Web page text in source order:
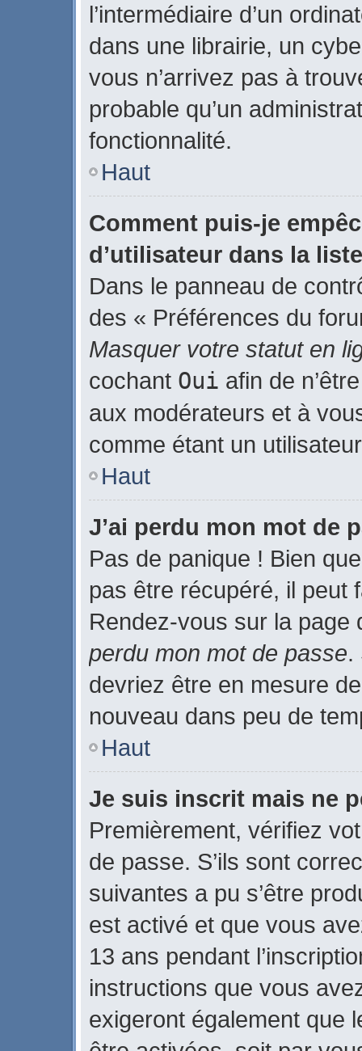
l’intermédiaire d’un
dans une librairie, un
vous n’arrivez pas à
probable qu’un
fonctionnalité.
Haut
Comment puis-je
d’utilisateur dans la
Dans le panneau de
des « Préférences du
Masquer votre statut en
cochant Oui afin de
aux modérateurs et à
comme étant un
Haut
J’ai perdu mon mot de
Pas de panique ! Bien
pas être récupéré, il peut
Rendez-vous sur la
perdu mon mot de passe.
devriez être en mesure
nouveau dans peu de
Haut
Je suis inscrit mais ne
Premièrement, vérifiez
de passe. S’ils sont
suivantes a pu s’être
est activé et que vous
13 ans pendant
instructions que vous
exigeront également que